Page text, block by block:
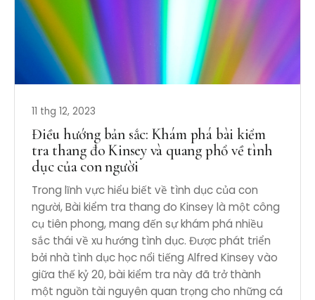
11 thg 12, 2023
Điều hướng bản sắc: Khám phá bài kiểm
tra thang đo Kinsey và quang phổ về tình
dục của con người
Trong lĩnh vực hiểu biết về tình dục của con
người, Bài kiểm tra thang đo Kinsey là một công
cụ tiên phong, mang đến sự khám phá nhiều
sắc thái về xu hướng tình dục. Được phát triển
bởi nhà tình dục học nổi tiếng Alfred Kinsey vào
giữa thế kỷ 20, bài kiểm tra này đã trở thành
một nguồn tài nguyên quan trọng cho những cá